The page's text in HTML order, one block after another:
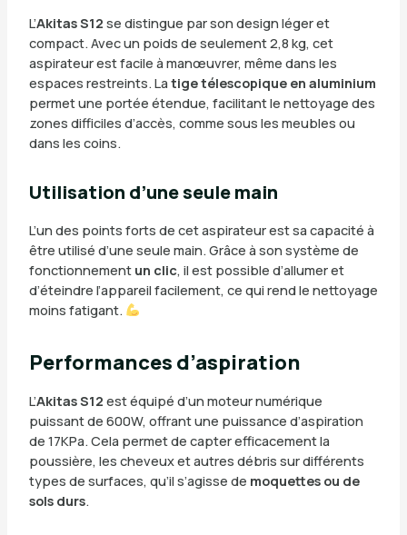
L’Akitas S12 se distingue par son design léger et
compact. Avec un poids de seulement 2,8 kg, cet
aspirateur est facile à manœuvrer, même dans les
espaces restreints. La tige télescopique en aluminium
permet une portée étendue, facilitant le nettoyage des
zones difficiles d’accès, comme sous les meubles ou
dans les coins.
Utilisation d’une seule main
L’un des points forts de cet aspirateur est sa capacité à
être utilisé d’une seule main. Grâce à son système de
fonctionnement un clic, il est possible d’allumer et
d’éteindre l’appareil facilement, ce qui rend le nettoyage
moins fatigant.
Performances d’aspiration
L’Akitas S12 est équipé d’un moteur numérique
puissant de 600W, offrant une puissance d’aspiration
de 17KPa. Cela permet de capter efficacement la
poussière, les cheveux et autres débris sur différents
types de surfaces, qu’il s’agisse de moquettes ou de
sols durs.